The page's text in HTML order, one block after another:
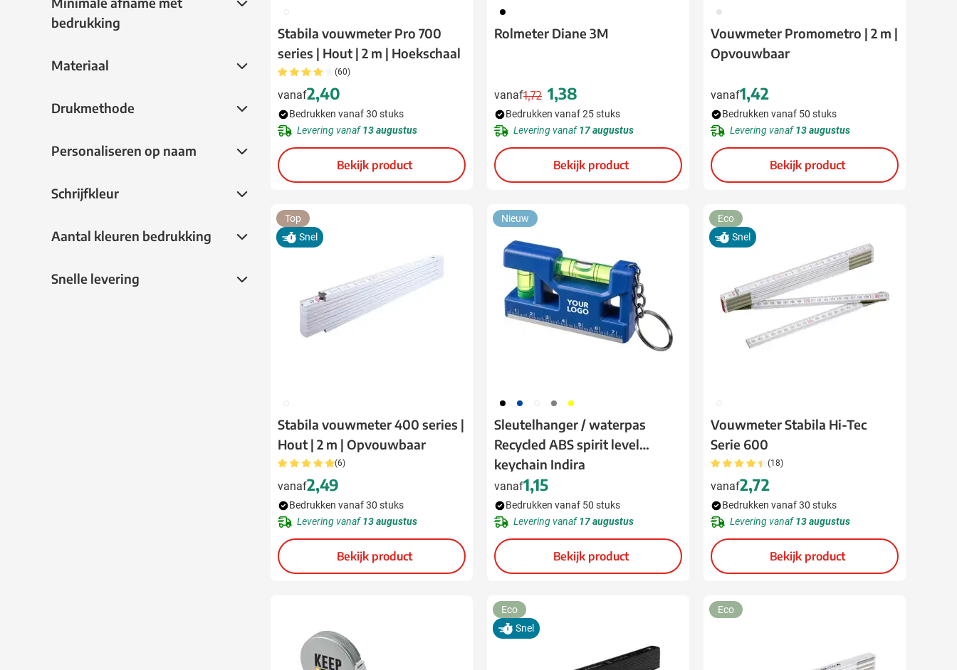
bedrukking
Materiaal
Materiaal
Drukmethode
Drukmethode
Personaliseren op naam
Personaliseren op naam
Schrijfkleur
Schrijfkleur
Aantal kleuren bedrukking
Aantal kleuren bedrukking
Snelle levering
Snelle levering
002
Stabila vouwmeter Pro 700
series | Hout | 2 m | Hoekschaal
(60)
vanaf2,40
Bedrukken vanaf 30 stuks
Levering vanaf13 augustus
Bekijk product
001
Rolmeter Diane 3M
vanaf
Normale prijs
1,72 1,38
Bedrukken vanaf 25 stuks
Levering vanaf17 augustus
Bekijk product
002
Vouwmeter Promometro | 2 m |
Opvouwbaar
vanaf1,42
Bedrukken vanaf 50 stuks
Levering vanaf13 augustus
Bekijk product
002
Stabila vouwmeter 400 series |
Hout | 2 m | Opvouwbaar
(6)
vanaf2,49
Top
Snel
Bedrukken vanaf 30 stuks
Levering vanaf13 augustus
Bekijk product
001 023 002 003 006
Sleutelhanger / waterpas
Recycled ABS spirit level
keychain Indira
vanaf1,15
Nieuw
Bedrukken vanaf 50 stuks
Levering vanaf17 augustus
Bekijk product
002
Vouwmeter Stabila Hi-Tec
Serie 600
(18)
vanaf2,72
Eco
Snel
Bedrukken vanaf 30 stuks
Levering vanaf13 augustus
Bekijk product
Eco
Snel
Eco